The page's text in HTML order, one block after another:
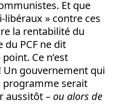
Et que
libéraux » contre ces
la rentabilité du
du PCF ne dit
Ce n’est
gouvernement qui
programme serait
aussitôt – ou alors de